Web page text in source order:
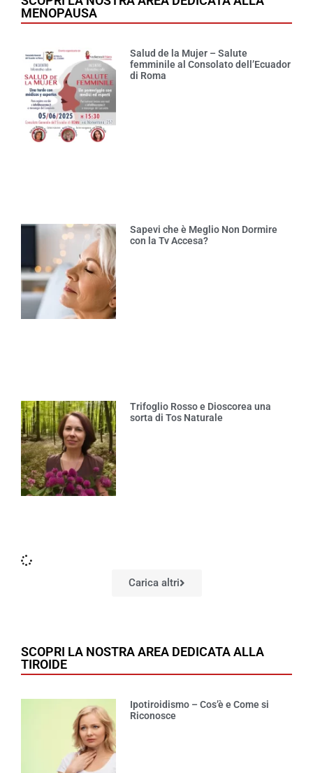
MENOPAUSA
Salud de la Mujer – Salute
femminile al Consolato dell’Ecuador
di Roma
Sapevi che è Meglio Non Dormire
con la Tv Accesa?
Trifoglio Rosso e Dioscorea una
sorta di Tos Naturale
Carica altri
SCOPRI LA NOSTRA AREA DEDICATA ALLA
TIROIDE
Ipotiroidismo – Cos’è e Come si
Riconosce